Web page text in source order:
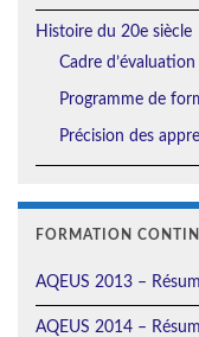
Histoire du 20e siècle
Cadre d’évaluation
Programme de
Précision des
FORMATION
AQEUS 2013 –
AQEUS 2014 –